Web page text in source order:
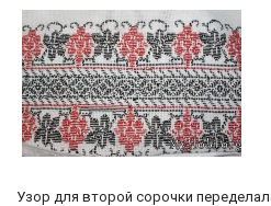
Узор для второй сорочки